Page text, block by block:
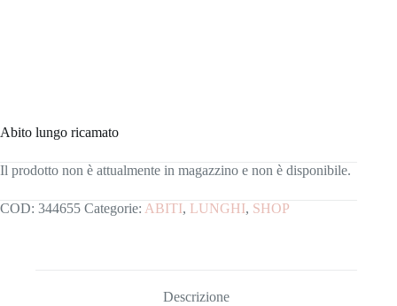
Abito lungo ricamato
Il prodotto non è attualmente in magazzino e non è disponibile.
COD: 344655 Categorie: ABITI, LUNGHI, SHOP
Descrizione